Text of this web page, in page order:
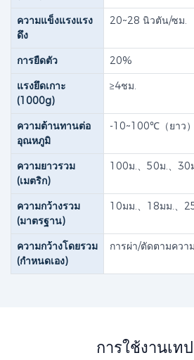
ความแข็งแรงแรง
ดึง​
20~28 นิวตัน/ซม.
การยืดตัว
20%
แรงยึดเกาะ
(1000g)
≥4ชม.
ความต้านทานต่อ
อุณหภูมิ
-10~100℃（ยาว
ความยาวรวม
(เมตริก)
100ม.、50ม.、30
ความกว้างรวม
(มาตรฐาน)
10มม.、18มม.、
ความกว้างโดยรวม
(กำหนดเอง)
การผ่า/ตัดตามควา
การใช้งานเท